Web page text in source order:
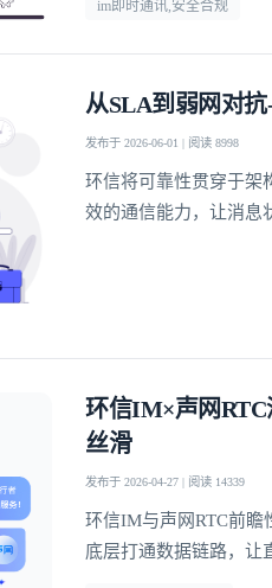
im即时通讯,安全合规
从SLA到弱网对
发布于 2026-06-01 | 阅读 8998
环信将可靠性贯穿于架
效的通信能力，让消息
环信IM×声网
丝滑
发布于 2026-04-27 | 阅读 14339
环信IM与声网RTC前
底层打通数据链路，让
我已阅读
不了，谢谢